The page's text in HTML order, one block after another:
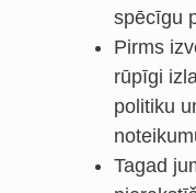
spēcīgu
Pirms
rūpīgi
politiku
Tagad